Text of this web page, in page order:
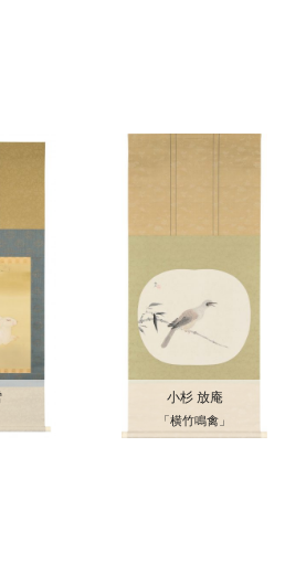
小杉 放庵
「横竹鳴禽」